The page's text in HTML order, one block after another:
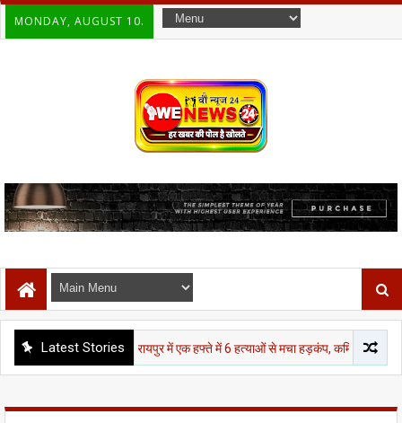
MONDAY, AUGUST 10.
Latest Stories
छत्तीसगढ़ रायपुर में एक हफ्ते में 6 हत्याओं से मचा हड़कंप, कमिश्नरेट व्यवस्था पर उठे